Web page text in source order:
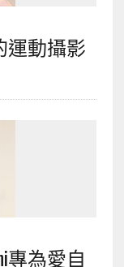
運動攝影
專為愛自